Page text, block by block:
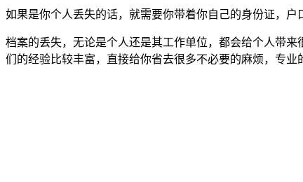
如果是你个人丢失的话，就需要你带着你自己的身份证，户
档案的丢失，无论是个人还是其工作单位，都会给个人带
们的经验比较丰富，直接给你省去很多不必要的麻烦，专业